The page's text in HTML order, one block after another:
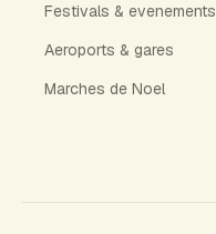
Festivals & evenements
Aeroports & gares
Marches de Noel